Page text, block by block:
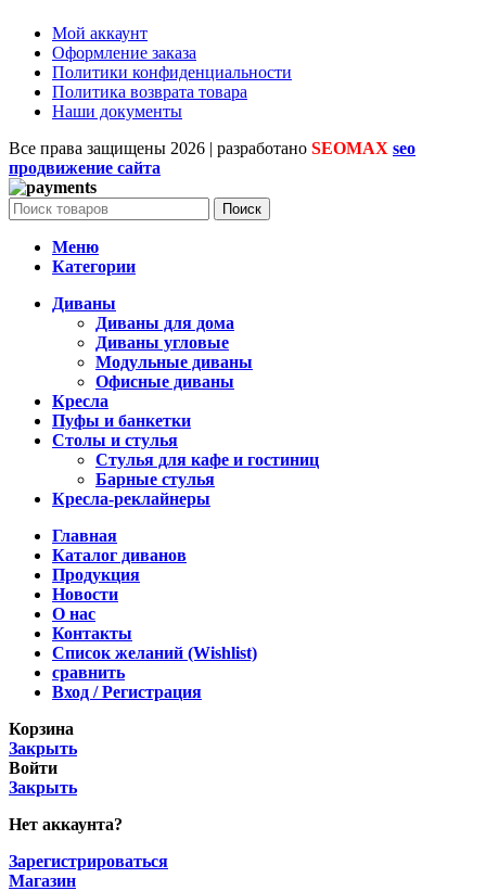
Мой аккаунт
Оформление заказа
Политики конфиденциальности
Политика возврата товара
Наши документы
Все права защищены 2026 | разработано SEOMAX seo
продвижение сайта
Поиск
Меню
Категории
Диваны
Диваны для дома
Диваны угловые
Модульные диваны
Офисные диваны
Кресла
Пуфы и банкетки
Столы и стулья
Стулья для кафе и гостиниц
Барные стулья
Кресла-реклайнеры
Главная
Каталог диванов
Продукция
Новости
О нас
Контакты
Список желаний (Wishlist)
сравнить
Вход / Регистрация
Корзина
Закрыть
Войти
Закрыть
Нет аккаунта?
Зарегистрироваться
Магазин